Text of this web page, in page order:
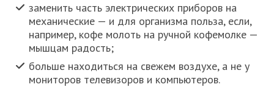
заменить часть электрических приборов на
механические — и для организма польза, если,
например, кофе молоть на ручной кофемолке —
мышцам радость;
больше находиться на свежем воздухе, а не у
мониторов телевизоров и компьютеров.